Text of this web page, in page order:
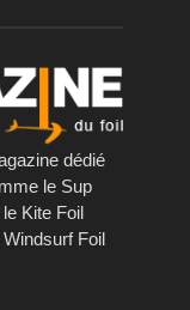
dédié
le Sup
Kite Foil
Foil